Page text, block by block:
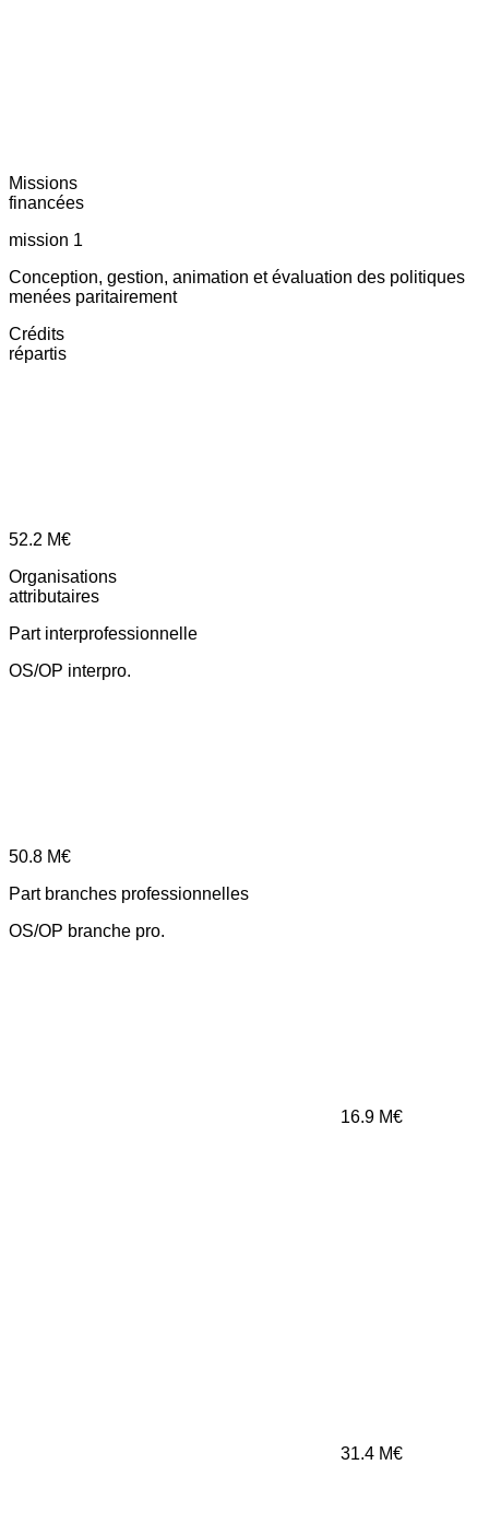
Missions
financées
mission 1
Conception, gestion, animation et évaluation des politiques
menées paritairement
Crédits
répartis
52.2 M€
Organisations
attributaires
Part interprofessionnelle
OS/OP interpro.
50.8 M€
Part branches professionnelles
OS/OP branche pro.
16.9 M€
31.4 M€